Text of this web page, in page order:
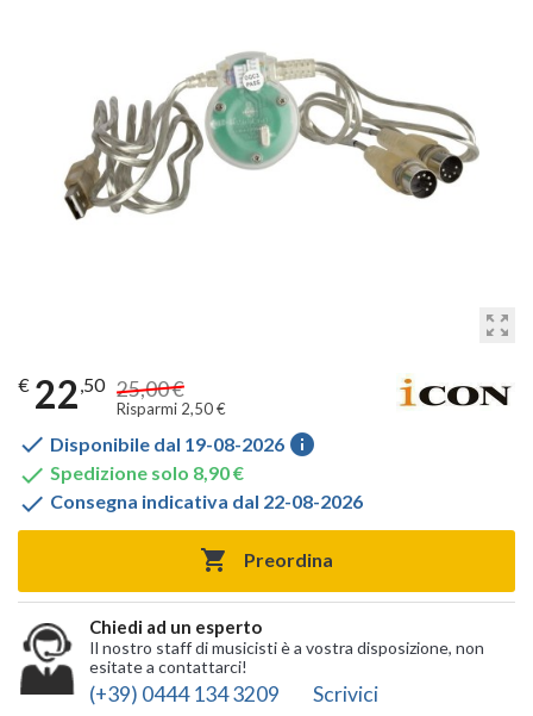
zoom_out_map
€ 22,50 25,00 €
Risparmi 2,50 €
 Disponibile dal 19-08-2026 info
 Spedizione solo 8,90 €
 Consegna indicativa dal 22-08-2026
 Preordina
Chiedi ad un esperto
Il nostro staff di musicisti è a vostra disposizione, non
esitate a contattarci!
(+39) 0444 134 3209 Scrivici